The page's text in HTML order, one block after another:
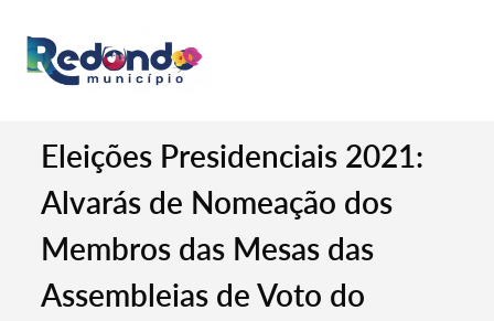
Eleições Presidenciais 2021:
Alvarás de Nomeação dos
Membros das Mesas das
Assembleias de Voto do